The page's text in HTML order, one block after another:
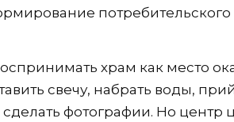
храм как место
свечу, набрать воды,
фотографии. Но центр